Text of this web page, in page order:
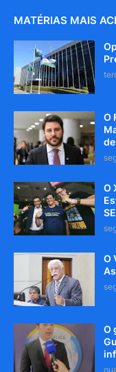
MATÉRIAS MAIS
O
O
O
O